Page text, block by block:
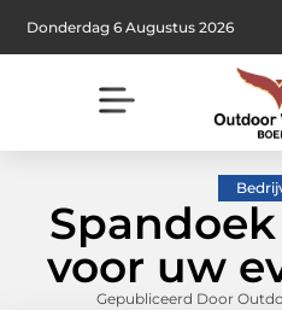
Donderdag 6 Augustus 2026
voor uw
Gepubliceerd Door